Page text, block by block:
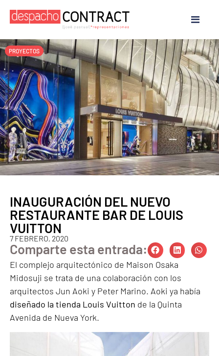
PROYECTOS
INAUGURACIÓN DEL NUEVO
RESTAURANTE BAR DE LOUIS
VUITTON
7 FEBRERO, 2020
Comparte esta entrada:
El complejo arquitectónico de Maison Osaka
Midosuji se trata de una colaboración con los
arquitectos Jun Aoki y Peter Marino. Aoki ya había
diseñado la tienda Louis Vuitton de la Quinta
Avenida de Nueva York.